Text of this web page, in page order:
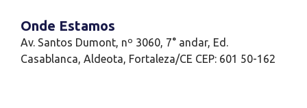
Onde Estamos
Av. Santos Dumont, nº 3060, 7° andar, Ed.
Casablanca, Aldeota, Fortaleza/CE CEP: 601 50-162